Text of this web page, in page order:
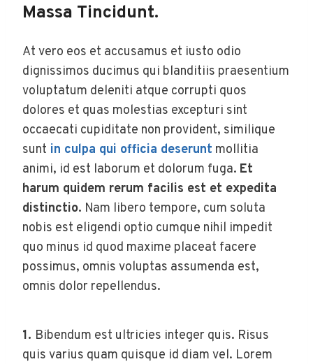
Massa Tincidunt.
At vero eos et accusamus et iusto odio
dignissimos ducimus qui blanditiis praesentium
voluptatum deleniti atque corrupti quos
dolores et quas molestias excepturi sint
occaecati cupiditate non provident, similique
sunt in culpa qui officia deserunt mollitia
animi, id est laborum et dolorum fuga. Et
harum quidem rerum facilis est et expedita
distinctio. Nam libero tempore, cum soluta
nobis est eligendi optio cumque nihil impedit
quo minus id quod maxime placeat facere
possimus, omnis voluptas assumenda est,
omnis dolor repellendus.
1. Bibendum est ultricies integer quis. Risus
quis varius quam quisque id diam vel. Lorem